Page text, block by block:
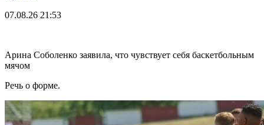
07.08.26 21:53
Арина Соболенко заявила, что чувствует себя баскетбольным
мячом
Речь о форме.